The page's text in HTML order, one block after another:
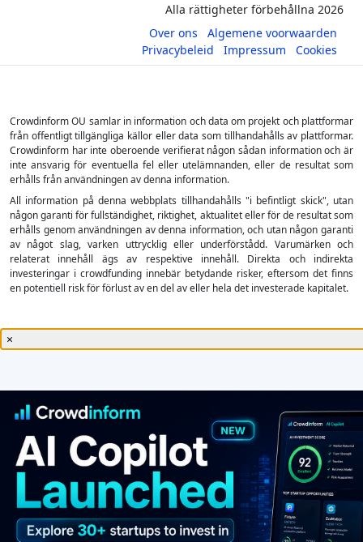
Alla rättigheter förbehållna 2026
Over ons
Algemene voorwaarden
Privacybeleid
Impressum Cookies
Crowdinform OU samlar in information och data om projekt och plattformar
från offentligt tillgängliga källor eller data som tillhandahålls av plattformar.
Crowdinform har inte oberoende verifierat någon sådan information och är
inte ansvarig för eventuella fel eller utelämnanden, eller de resultat som
erhålls från användningen av denna information.
All information på denna webbplats tillhandahålls "i befintligt skick", utan
någon garanti för fullständighet, riktighet, aktualitet eller för de resultat som
erhålls genom användningen av denna information, och utan någon garanti
av något slag, varken uttrycklig eller underförstådd. Varumärken och
relaterat innehåll ägs av respektive innehåll. Direkta och indirekta
investeringar i crowdfunding innebär betydande risker, eftersom det finns
en potentiell risk för förlust av en del av eller hela det investerade kapitalet.
×